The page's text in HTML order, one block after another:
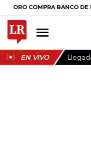
BANCO DE LA
EN VIVO